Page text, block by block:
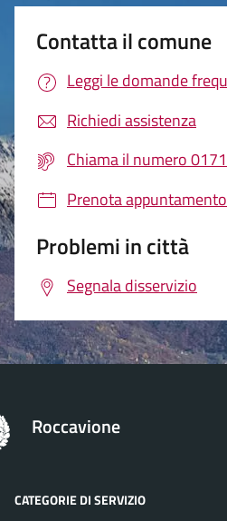
Contatta il comune
Leggi le domande
Richiedi assistenza
Chiama il numero
Prenota appuntamento
Problemi in città
Segnala disservizio
Roccavione
CATEGORIE DI SERVIZIO